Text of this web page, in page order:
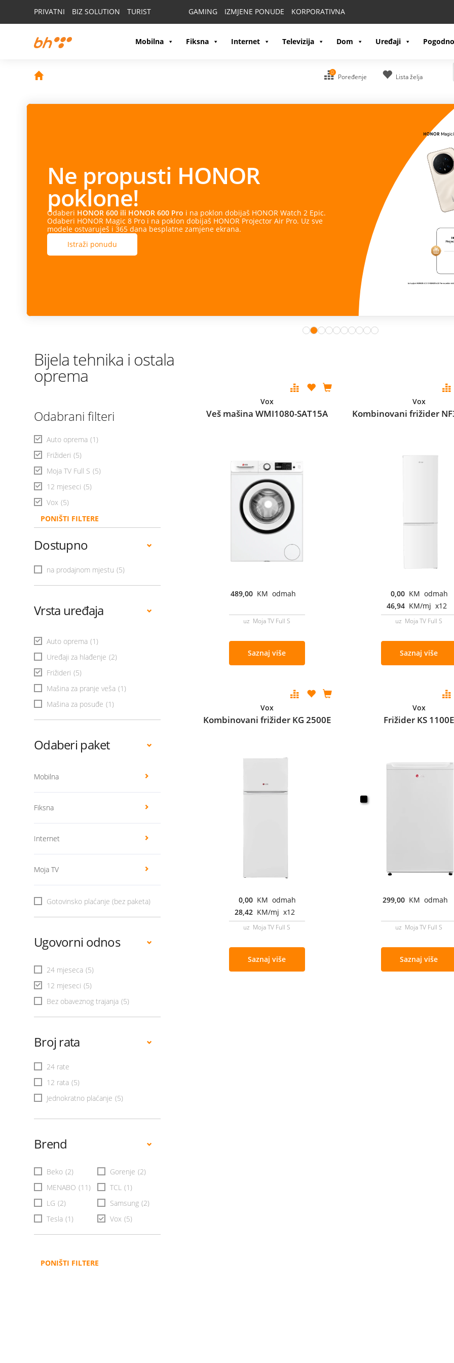
PRIVATNI BIZ SOLUTION TURIST GAMING IZMJENE PONUDE KORPORATIVNA
Mobilna Fiksna Internet Televizija Dom Uređaji
0
Poređenje Lista želja
Ne propusti HONOR
poklone!
Odaberi HONOR 600 ili HONOR 600 Pro i na poklon dobijaš HONOR Watch 2 Epic.
Odaberi HONOR Magic 8 Pro i na poklon dobijaš HONOR Projector Air Pro. Uz sve
modele ostvaruješ i 365 dana besplatne zamjene ekrana.
Istraži ponudu
Bijela tehnika i ostala
oprema
Odabrani filteri
Auto oprema (1)
Frižideri (5)
Moja TV Full S (5)
12 mjeseci (5)
Vox (5)
PONIŠTI FILTERE
Dostupno
na prodajnom mjestu (5)
Vrsta uređaja
Auto oprema (1)
Uređaji za hlađenje (2)
Frižideri (5)
Mašina za pranje veša (1)
Mašina za posuđe (1)
Odaberi paket
Mobilna
Fiksna
Internet
Moja TV
Gotovinsko plaćanje (bez paketa)
Ugovorni odnos
24 mjeseca (5)
12 mjeseci (5)
Bez obaveznog trajanja (5)
Broj rata
24 rate
12 rata (5)
Jednokratno plaćanje (5)
Brend
Beko (2) Gorenje (2)
MENABO (11) TCL (1)
LG (2) Samsung (2)
Tesla (1) Vox (5)
PONIŠTI FILTERE
Vox
Veš mašina WMI1080-SAT15A
489,00 KM odmah
uz Moja TV Full S
Saznaj više
Vox
Kombinovani frižider
0,00 KM odmah
46,94 KM/mj x12
uz Moja TV Full S
Saznaj više
Vox
Kombinovani frižider KG 2500E
0,00 KM odmah
28,42 KM/mj x12
uz Moja TV Full S
Saznaj više
Vox
Frižider KS 1100E
299,00 KM odmah
uz Moja TV Full S
Saznaj više